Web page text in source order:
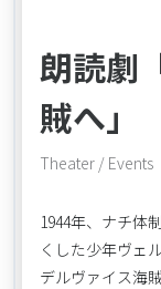
朗読劇
賊へ」
Theater / Events
1944年、ナチ体
くした少年ヴェ
デルヴァイス海